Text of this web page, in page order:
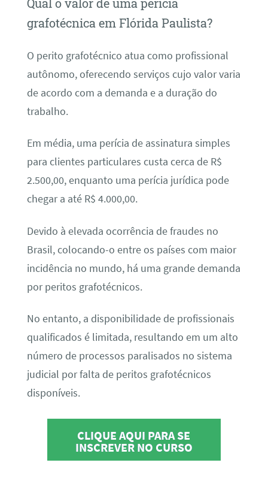
Qual o valor de uma perícia
grafotécnica em Flórida Paulista?
O perito grafotécnico atua como profissional
autônomo, oferecendo serviços cujo valor varia
de acordo com a demanda e a duração do
trabalho.
Em média, uma perícia de assinatura simples
para clientes particulares custa cerca de R$
2.500,00, enquanto uma perícia jurídica pode
chegar a até R$ 4.000,00.
Devido à elevada ocorrência de fraudes no
Brasil, colocando-o entre os países com maior
incidência no mundo, há uma grande demanda
por peritos grafotécnicos.
No entanto, a disponibilidade de profissionais
qualificados é limitada, resultando em um alto
número de processos paralisados no sistema
judicial por falta de peritos grafotécnicos
disponíveis.
CLIQUE AQUI PARA SE
INSCREVER NO CURSO